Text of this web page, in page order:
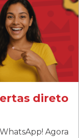
direto
Agora